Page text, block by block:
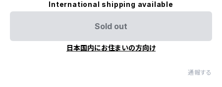
International shipping available
Sold out
日本国内にお住まいの方向け
通報する